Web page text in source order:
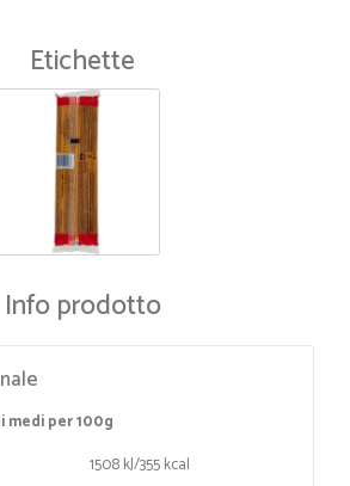
Etichette
Info prodotto
per 100g
1508 kJ/355 kcal